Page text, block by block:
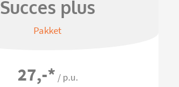
Succes plus
Pakket
27,-* / p.u.